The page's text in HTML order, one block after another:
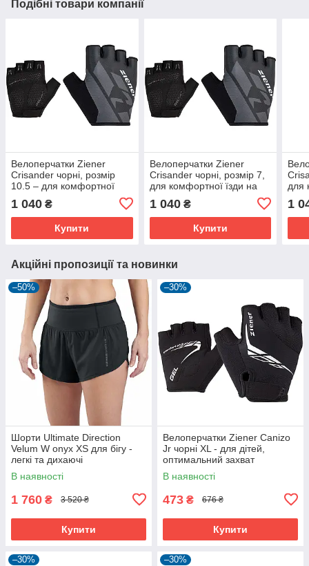
Подібні товари компанії
Велоперчатки Ziener
Crisander чорні, розмір
10.5 – для комфортної
1 040 ₴
Купити
Велоперчатки Ziener
Crisander чорні, розмір 7,
для комфортної їзди на
1 040₴
Купити
для
1
Акційні пропозиції та новинки
–50%
Шорти Ultimate Direction
Velum W onyx XS для бігу -
легкі та дихаючі
В наявності
1 760 ₴ 3 520 ₴
Купити
–30%
Велоперчатки Ziener Canizo
Jr чорні XL - для дітей,
оптимальний захват
В наявності
473 ₴ 676 ₴
Купити
–30% –30%